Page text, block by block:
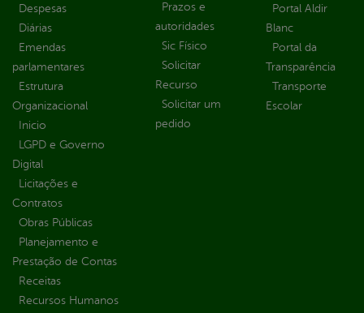
Despesas
Diárias
Emendas
parlamentares
Estrutura
Organizacional
Inicio
LGPD e Governo
Digital
Licitações e
Contratos
Obras Públicas
Planejamento e
Prestação de Contas
Receitas
Recursos Humanos
Prazos e
autoridades
Sic Físico
Solicitar
Recurso
Solicitar um
pedido
Portal Aldir
Blanc
Portal da
Transparência
Transporte
Escolar